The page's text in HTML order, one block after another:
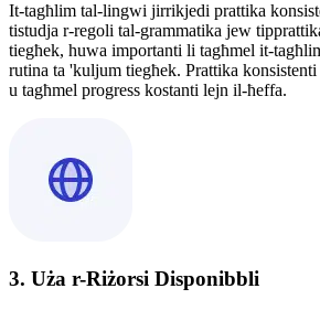
It-tagħlim tal-lingwi jirrikjedi prattika
tistudja r-regoli tal-grammatika jew
tiegħek, huwa importanti li tagħmel it-
rutina ta 'kuljum tiegħek. Prattika
u tagħmel progress kostanti lejn il-ħeffa.
3. Uża r-Riżorsi Disponibbli